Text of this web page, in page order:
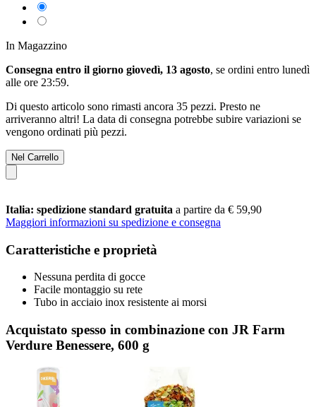
In Magazzino
Consegna entro il giorno giovedì, 13 agosto, se ordini entro lunedì
alle ore 23:59.
Di questo articolo sono rimasti ancora 35 pezzi. Presto ne
arriveranno altri! La data di consegna potrebbe subire variazioni se
vengono ordinati più pezzi.
Nel Carrello
Italia: spedizione standard gratuita a partire da € 59,90
Maggiori informazioni su spedizione e consegna
Caratteristiche e proprietà
Nessuna perdita di gocce
Facile montaggio su rete
Tubo in acciaio inox resistente ai morsi
Acquistato spesso in combinazione con JR Farm
Verdure Benessere, 600 g